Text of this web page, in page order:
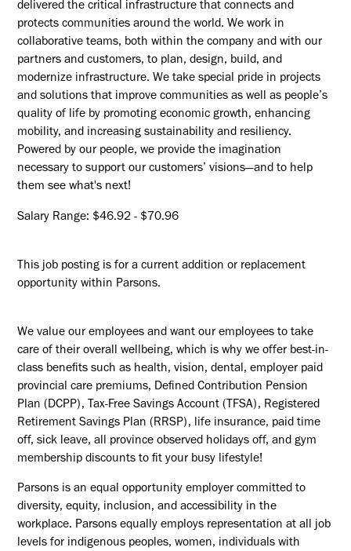
delivered the critical infrastructure that connects and
protects communities around the world. We work in
collaborative teams, both within the company and with our
partners and customers, to plan, design, build, and
modernize infrastructure. We take special pride in projects
and solutions that improve communities as well as people’s
quality of life by promoting economic growth, enhancing
mobility, and increasing sustainability and resiliency.
Powered by our people, we provide the imagination
necessary to support our customers’ visions—and to help
them see what's next!
Salary Range: $46.92 - $70.96
This job posting is for a current addition or replacement
opportunity within Parsons.
We value our employees and want our employees to take
care of their overall wellbeing, which is why we offer best-in-
class benefits such as health, vision, dental, employer paid
provincial care premiums, Defined Contribution Pension
Plan (DCPP), Tax-Free Savings Account (TFSA), Registered
Retirement Savings Plan (RRSP), life insurance, paid time
off, sick leave, all province observed holidays off, and gym
membership discounts to fit your busy lifestyle!
Parsons is an equal opportunity employer committed to
diversity, equity, inclusion, and accessibility in the
workplace. Parsons equally employs representation at all job
levels for indigenous peoples, women, individuals with